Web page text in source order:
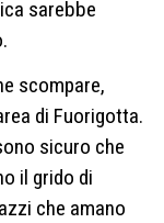
sarebbe
scompare,
di Fuorigotta.
sicuro che
il grido di
che amano